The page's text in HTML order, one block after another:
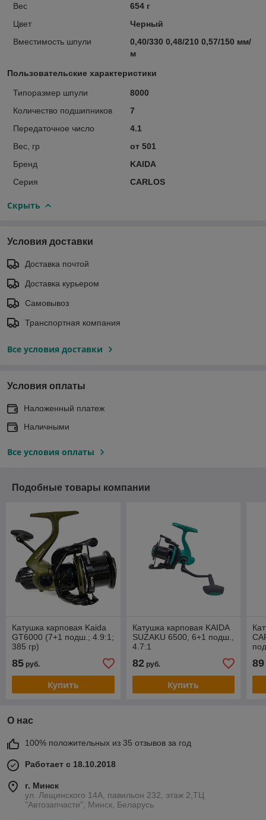
Вес
654 г
Цвет
Черный
Вместимость шпули
0,40/330 0,48/210 0,57/150 мм/
м
Пользовательские характеристики
Типоразмер шпули
8000
Количество подшипников
7
Передаточное число
4.1
Вес, гр
от 501
Бренд
KAIDA
Серия
CARLOS
Скрыть
Условия доставки
Доставка почтой
Доставка курьером
Самовывоз
Транспортная компания
Все условия доставки
Условия оплаты
Наложенный платеж
Наличными
Все условия оплаты
Подобные товары компании
Катушка карповая Kaida
GT6000 (7+1 подш.; 4.9:1;
385 гр)
85 руб.
Купить
Катушка карповая KAIDA
SUZAKU 6500, 6+1 подш.,
4.7:1
82руб.
Купить
89
О нас
100% положительных из 35 отзывов за год
Работает с 18.10.2018
г. Минск
ул. Лещинского 14А, павильон 232, этаж 2,ТЦ
"Автозапчасти", Минск, Беларусь